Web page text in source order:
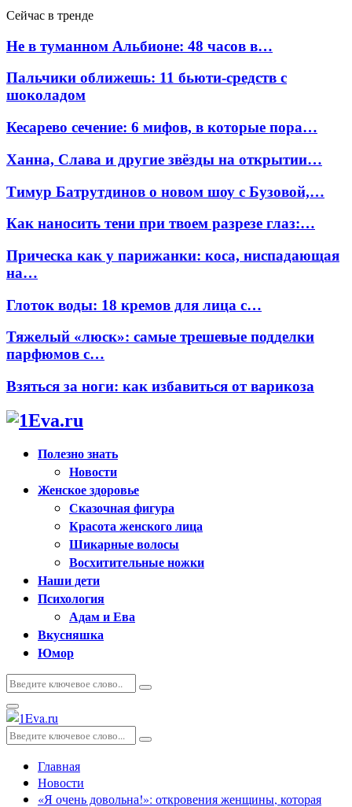
Сейчас в тренде
Не в туманном Альбионе: 48 часов в…
Пальчики оближешь: 11 бьюти-средств с
шоколадом
Кесарево сечение: 6 мифов, в которые пора…
Ханна, Слава и другие звёзды на открытии…
Тимур Батрутдинов о новом шоу с Бузовой,…
Как наносить тени при твоем разрезе глаз:…
Прическа как у парижанки: коса, ниспадающая
на…
Глоток воды: 18 кремов для лица с…
Тяжелый «люск»: самые трешевые подделки
парфюмов с…
Взяться за ноги: как избавиться от варикоза
Полезно знать
Новости
Женское здоровье
Сказочная фигура
Красота женского лица
Шикарные волосы
Восхитительные ножки
Наши дети
Психология
Адам и Ева
Вкусняшка
Юмор
Искать:
Поиск
Основное
меню
Искать:
Поиск
Главная
Новости
«Я очень довольна!»: откровения женщины, которая